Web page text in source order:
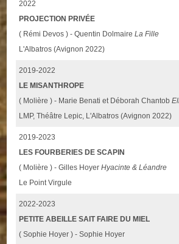
2022
PROJECTION PRIVÉE
( Rémi Devos ) - Quentin DolmaireLa Fille
L'Albatros (Avignon 2022)
2019-2022
LE MISANTHROPE
( Molière ) - Marie Benati et Déborah Chantob
LMP, Théâtre Lepic, L'Albatros (Avignon 2022)
2019-2023
LES FOURBERIES DE SCAPIN
( Molière ) - Gilles HoyerHyacinte & Léandre
Le Point Virgule
2022-2023
PETITE ABEILLE SAIT FAIRE DU MIEL
( Sophie Hoyer ) - Sophie Hoyer